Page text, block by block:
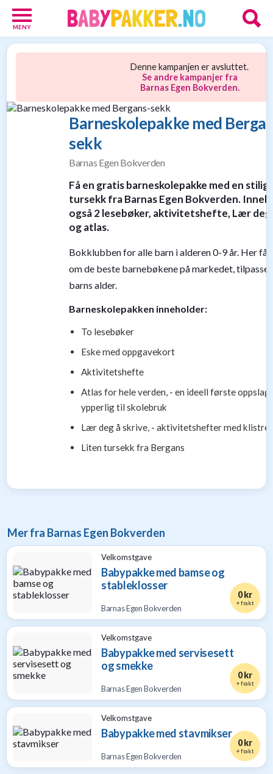
MENY
Denne kampanjen er avsluttet.
Se andre kampanjer fra
Barnas Egen Bokverden.
Barneskolepakke med
sekk
Barnas Egen Bokverden
Få en gratis barneskolepakke med en stilig
tursekk fra Barnas Egen Bokverden.
også 2 lesebøker, aktivitetshefte, Lær deg
og atlas.
Bokklubben for alle barn i alderen 0-9 år. Her
om de beste barnebøkene på markedet,
barns alder.
Barneskolepakken inneholder:
To lesebøker
Eske med oppgavekort
Aktivitetshefte
Atlas for hele verden, - en ideell første
ypperlig til skolebruk
Lær deg å skrive, - aktivitetshefter med
Liten tursekk fra Bergans
Mer fra Barnas Egen Bokverden
Velkomstgave
Babypakke med bamse og
stableklosser
Barnas Egen Bokverden
0 kr
+ frakt
Velkomstgave
Babypakke med servisesett
og smekke
Barnas Egen Bokverden
0 kr
+ frakt
Velkomstgave
Babypakke med stavmikser
Barnas Egen Bokverden
0 kr
+ frakt
Babypakker
barn
10
Foreldretilbud
Nettbutikker